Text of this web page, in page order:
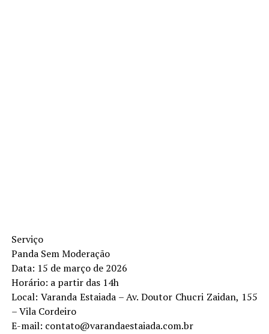
Serviço
Panda Sem Moderação
Data: 15 de março de 2026
Horário: a partir das 14h
Local: Varanda Estaiada – Av. Doutor Chucri Zaidan, 155
– Vila Cordeiro
E-mail: contato@varandaestaiada.com.br